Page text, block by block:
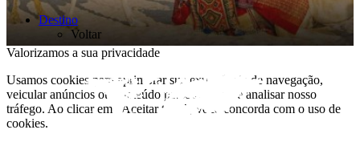
Destino
Voltar
Valorizamos a sua privacidade
Usamos cookies para aprimorar sua experiência de navegação,
veicular anúncios ou conteúdo personalizado e analisar nosso
tráfego. Ao clicar em "Aceitar tudo", você concorda com o uso de
cookies.